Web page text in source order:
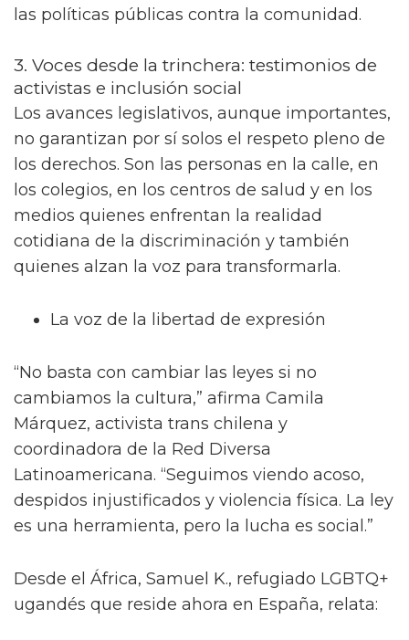
las políticas públicas contra la comunidad.
3. Voces desde la trinchera: testimonios de
activistas e inclusión social
Los avances legislativos, aunque importantes,
no garantizan por sí solos el respeto pleno de
los derechos. Son las personas en la calle, en
los colegios, en los centros de salud y en los
medios quienes enfrentan la realidad
cotidiana de la discriminación y también
quienes alzan la voz para transformarla.
La voz de la libertad de expresión
“No basta con cambiar las leyes si no
cambiamos la cultura,” afirma Camila
Márquez, activista trans chilena y
coordinadora de la Red Diversa
Latinoamericana. “Seguimos viendo acoso,
despidos injustificados y violencia física. La ley
es una herramienta, pero la lucha es social.”
Desde el África, Samuel K., refugiado LGBTQ+
ugandés que reside ahora en España, relata: